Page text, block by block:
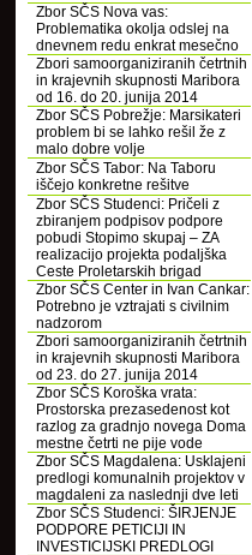
Zbor SČS Nova vas:
Problematika okolja odslej na
dnevnem redu enkrat mesečno
Zbori samoorganiziranih četrtnih
in krajevnih skupnosti Maribora
od 16. do 20. junija 2014
Zbor SČS Pobrežje: Marsikateri
problem bi se lahko rešil že z
malo dobre volje
Zbor SČS Tabor: Na Taboru
iščejo konkretne rešitve
Zbor SČS Studenci: Pričeli z
zbiranjem podpisov podpore
pobudi Stopimo skupaj – ZA
realizacijo projekta podaljška
Ceste Proletarskih brigad
Zbor SČS Center in Ivan Cankar:
Potrebno je vztrajati s civilnim
nadzorom
Zbori samoorganiziranih četrtnih
in krajevnih skupnosti Maribora
od 23. do 27. junija 2014
Zbor SČS Koroška vrata:
Prostorska prezasedenost kot
razlog za gradnjo novega Doma
mestne četrti ne pije vode
Zbor SČS Magdalena: Usklajeni
predlogi komunalnih projektov v
magdaleni za naslednji dve leti
Zbor SČS Studenci: ŠIRJENJE
PODPORE PETICIJI IN
INVESTICIJSKI PREDLOGI